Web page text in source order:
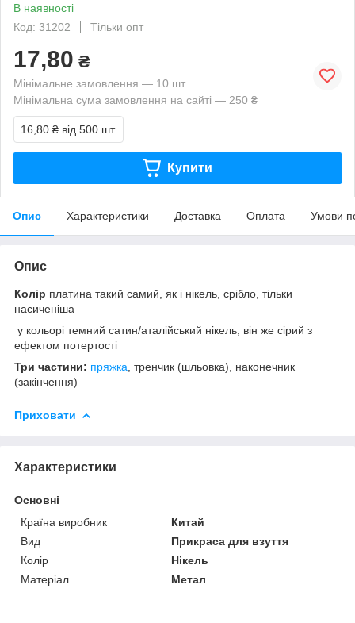
В наявності
Код: 31202
Тільки опт
17,80 ₴
Мінімальне замовлення — 10 шт.
Мінімальна сума замовлення на сайті — 250 ₴
16,80 ₴ від 500 шт.
Купити
Опис Характеристики Доставка Оплата Умови
Опис
Колір платина такий самий, як і нікель, срібло, тільки
насиченіша
у кольорі темний сатин/аталійський нікель, він же сірий з
ефектом потертості
Три частини: пряжка , тренчик (шльовка), наконечник
(закінчення)
Приховати
Характеристики
Основні
Країна виробник
Китай
Вид
Прикраса для взуття
Колір
Нікель
Матеріал
Метал